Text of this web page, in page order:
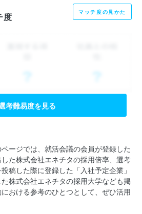
度 マッチ度の見かた
考難易度を見る
ージでは、就活会議の会員が登録した
た株式会社エネチタの採用倍率、選考
稿した際に登録した「入社予定企業」
株式会社エネチタの採用大学なども掲
おける参考のひとつとして、ぜひ活用